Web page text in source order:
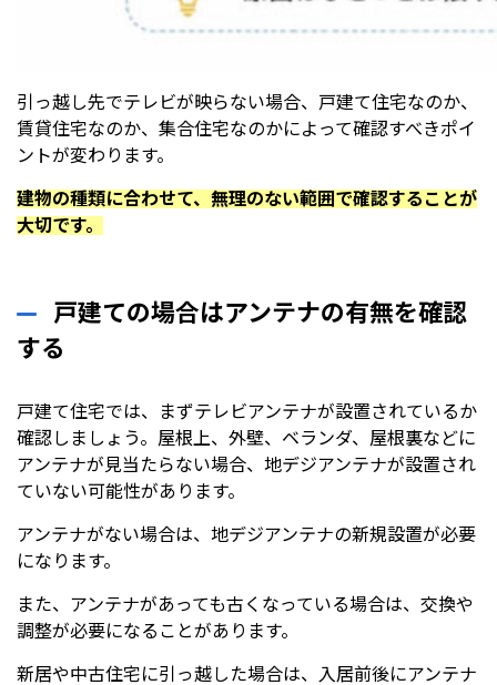
引っ越し先でテレビが映らない場合、戸建て住宅なのか、
賃貸住宅なのか、集合住宅なのかによって確認すべきポイ
ントが変わります。
建物の種類に合わせて、無理のない範囲で確認することが
大切です。
戸建ての場合はアンテナの有無を確認
する
戸建て住宅では、まずテレビアンテナが設置されているか
確認しましょう。屋根上、外壁、ベランダ、屋根裏などに
アンテナが見当たらない場合、地デジアンテナが設置され
ていない可能性があります。
アンテナがない場合は、地デジアンテナの新規設置が必要
になります。
また、アンテナがあっても古くなっている場合は、交換や
調整が必要になることがあります。
新居や中古住宅に引っ越した場合は、入居前後にアンテナ